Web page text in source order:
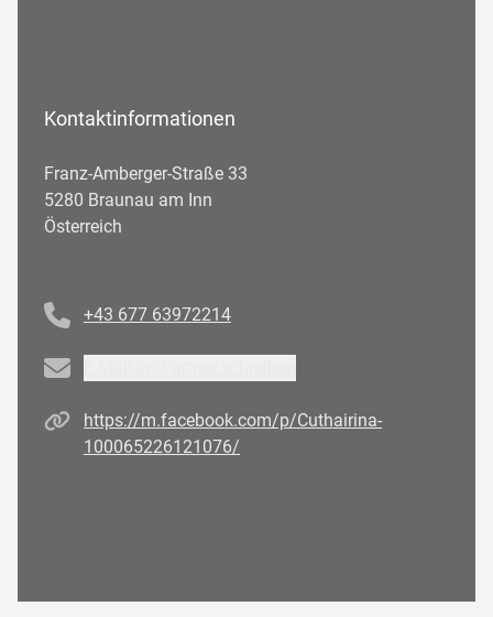
Kontaktinformationen
Franz-Amberger-Straße 33
5280 Braunau am Inn
Österreich
+43 677 63972214
Email
Homepagehttps://m.facebook.com/p/Cuthairina-
100065226121076/